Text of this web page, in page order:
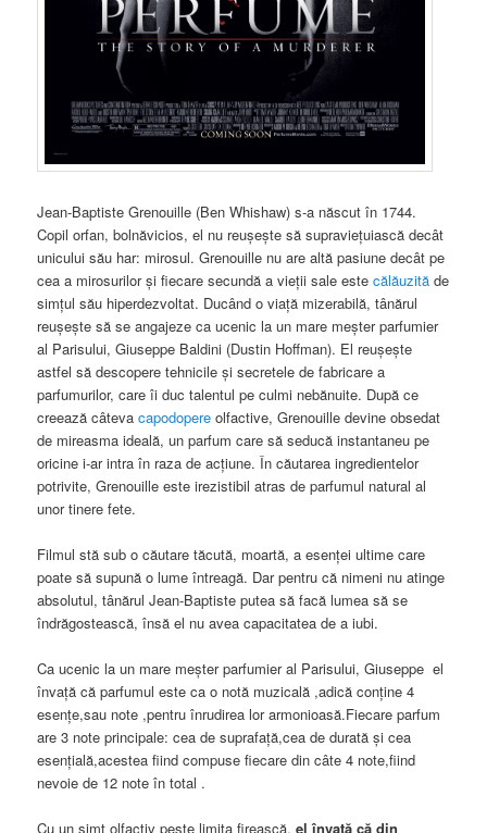
Jean-Baptiste Grenouille (Ben Whishaw) s-a născut în 1744.
Copil orfan, bolnăvicios, el nu reuşeşte să supravieţuiască decât
unicului său har: mirosul. Grenouille nu are altă pasiune decât pe
cea a mirosurilor şi fiecare secundă a vieţii sale estecălăuzită de
simţul său hiperdezvoltat. Ducând o viaţă mizerabilă, tânărul
reuşeşte să se angajeze ca ucenic la un mare meşter parfumier
al Parisului, Giuseppe Baldini (Dustin Hoffman). El reuşeşte
astfel să descopere tehnicile şi secretele de fabricare a
parfumurilor, care îi duc talentul pe culmi nebănuite. După ce
creează câtevacapodopere olfactive, Grenouille devine obsedat
de mireasma ideală, un parfum care să seducă instantaneu pe
oricine i-ar intra în raza de acţiune. În căutarea ingredientelor
potrivite, Grenouille este irezistibil atras de parfumul natural al
unor tinere fete.
Filmul stă sub o căutare tăcută, moartă, a esenței ultime care
poate să supună o lume întreagă. Dar pentru că nimeni nu atinge
absolutul, tânărul Jean-Baptiste putea să facă lumea să se
îndrăgostească, însă el nu avea capacitatea de a iubi.
Ca ucenic la un mare meşter parfumier al Parisului, Giuseppe el
învață că parfumul este ca o notă muzicală ,adică conține 4
esențe,sau note ,pentru înrudirea lor armonioasă.Fiecare parfum
are 3 note principale: cea de suprafață,cea de durată și cea
esențială,acestea fiind compuse fiecare din câte 4 note,fiind
nevoie de 12 note în total .
Cu un simț olfactiv peste limita firească,el învață că din